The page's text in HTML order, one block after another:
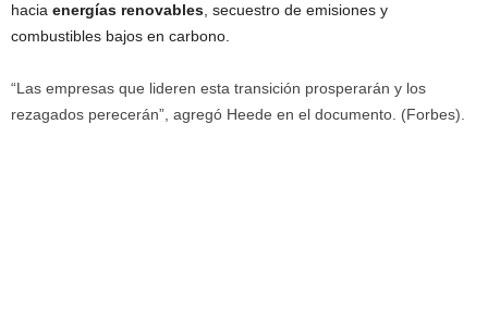
hacia energías renovables , secuestro de emisiones y
combustibles bajos en carbono.
“Las empresas que lideren esta transición prosperarán y los
rezagados perecerán”, agregó Heede en el documento. (Forbes).